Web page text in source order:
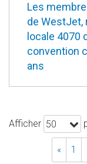
Les
de WestJet,
locale 4070
convention
ans
Afficher 50
« 1